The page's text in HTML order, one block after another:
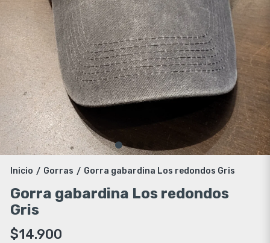
Inicio / Gorras / Gorra gabardina Los redondos Gris
Gorra gabardina Los redondos
Gris
$14.900